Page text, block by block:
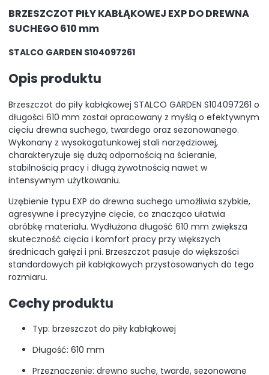
BRZESZCZOT PIŁY KABŁĄKOWEJ EXP DO DREWNA
SUCHEGO 610 mm
STALCO GARDEN S104097261
Opis produktu
Brzeszczot do piły kabłąkowej STALCO GARDEN S104097261 o
długości 610 mm został opracowany z myślą o efektywnym
cięciu drewna suchego, twardego oraz sezonowanego.
Wykonany z wysokogatunkowej stali narzędziowej,
charakteryzuje się dużą odpornością na ścieranie,
stabilnością pracy i długą żywotnością nawet w
intensywnym użytkowaniu.
Uzębienie typu EXP do drewna suchego umożliwia szybkie,
agresywne i precyzyjne cięcie, co znacząco ułatwia
obróbkę materiału. Wydłużona długość 610 mm zwiększa
skuteczność cięcia i komfort pracy przy większych
średnicach gałęzi i pni. Brzeszczot pasuje do większości
standardowych pił kabłąkowych przystosowanych do tego
rozmiaru.
Cechy produktu
Typ: brzeszczot do piły kabłąkowej
Długość: 610 mm
Przeznaczenie: drewno suche, twarde, sezonowane